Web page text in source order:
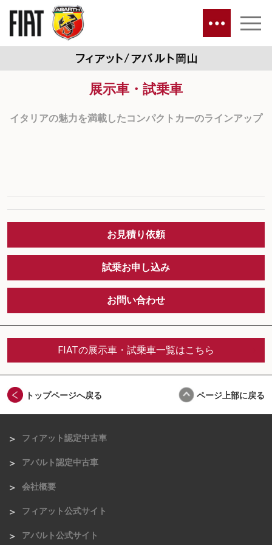
展示車・試乗車
イタリアの魅力を満載したコンパクトカーのラインアップ
お見積り依頼
試乗お申し込み
お問い合わせ
FIATの展示車・試乗車一覧はこちら
トップページへ戻る ページ上部に戻る
フィアット認定中古車
アバルト認定中古車
会社概要
フィアット公式サイト
アバルト公式サイト